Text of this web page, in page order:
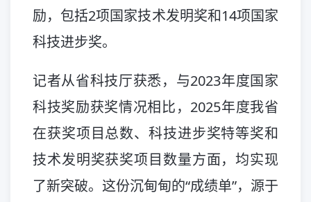
励，包括2项国家技术发明奖和14项国家
科技进步奖。
记者从省科技厅获悉，与2023年度国家
科技奖励获奖情况相比，2025年度我省
在获奖项目总数、科技进步奖特等奖和
技术发明奖获奖项目数量方面，均实现
了新突破。这份沉甸甸的“成绩单”，源于